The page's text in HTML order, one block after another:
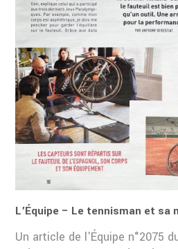
L’Équipe – Le tennisman et sa
Un article de l'Équipe n°2075